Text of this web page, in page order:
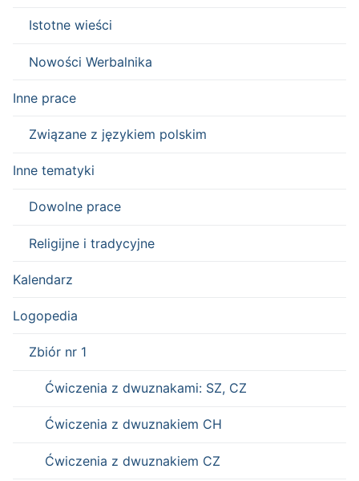
Istotne wieści
Nowości Werbalnika
Inne prace
Związane z językiem polskim
Inne tematyki
Dowolne prace
Religijne i tradycyjne
Kalendarz
Logopedia
Zbiór nr 1
Ćwiczenia z dwuznakami: SZ, CZ
Ćwiczenia z dwuznakiem CH
Ćwiczenia z dwuznakiem CZ